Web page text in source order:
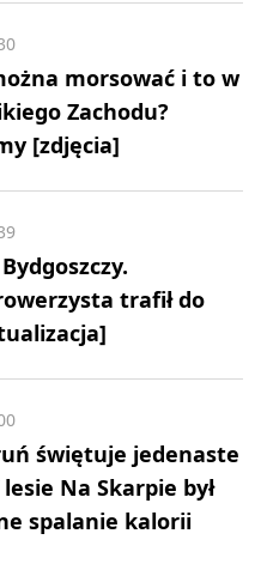
morsować i to w
Zachodu?
[zdjęcia]
trafił do
świętuje jedenaste
Na Skarpie był
spalanie kalorii